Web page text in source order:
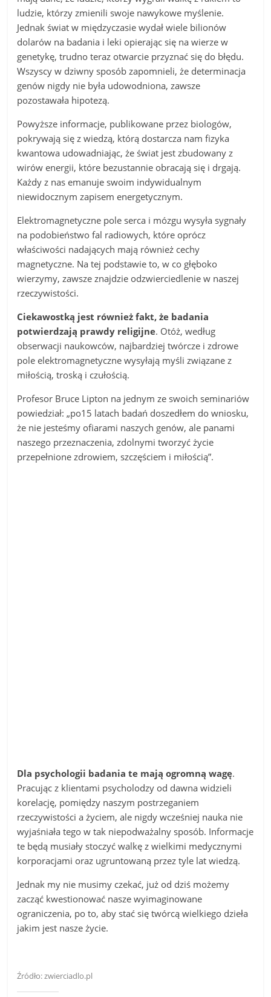
ludzie, którzy zmienili swoje nawykowe myślenie.
Jednak świat w międzyczasie wydał wiele bilionów
dolarów na badania i leki opierając się na wierze w
genetykę, trudno teraz otwarcie przyznać się do błędu.
Wszyscy w dziwny sposób zapomnieli, że determinacja
genów nigdy nie była udowodniona, zawsze
pozostawała hipotezą.
Powyższe informacje, publikowane przez biologów,
pokrywają się z wiedzą, którą dostarcza nam fizyka
kwantowa udowadniając, że świat jest zbudowany z
wirów energii, które bezustannie obracają się i drgają.
Każdy z nas emanuje swoim indywidualnym
niewidocznym zapisem energetycznym.
Elektromagnetyczne pole serca i mózgu wysyła sygnały
na podobieństwo fal radiowych, które oprócz
właściwości nadających mają również cechy
magnetyczne. Na tej podstawie to, w co głęboko
wierzymy, zawsze znajdzie odzwierciedlenie w naszej
rzeczywistości.
Ciekawostką jest również fakt, że badania
potwierdzają prawdy religijne. Otóż, według
obserwacji naukowców, najbardziej twórcze i zdrowe
pole elektromagnetyczne wysyłają myśli związane z
miłością, troską i czułością.
Profesor Bruce Lipton na jednym ze swoich seminariów
powiedział: „po15 latach badań doszedłem do wniosku,
że nie jesteśmy ofiarami naszych genów, ale panami
naszego przeznaczenia, zdolnymi tworzyć życie
przepełnione zdrowiem, szczęściem i miłością”.
Dla psychologii badania te mają ogromną wagę.
Pracując z klientami psycholodzy od dawna widzieli
korelację, pomiędzy naszym postrzeganiem
rzeczywistości a życiem, ale nigdy wcześniej nauka nie
wyjaśniała tego w tak niepodważalny sposób. Informacje
te będą musiały stoczyć walkę z wielkimi medycznymi
korporacjami oraz ugruntowaną przez tyle lat wiedzą.
Jednak my nie musimy czekać, już od dziś możemy
zacząć kwestionować nasze wyimaginowane
ograniczenia, po to, aby stać się twórcą wielkiego dzieła
jakim jest nasze życie.
Źródło: zwierciadlo.pl